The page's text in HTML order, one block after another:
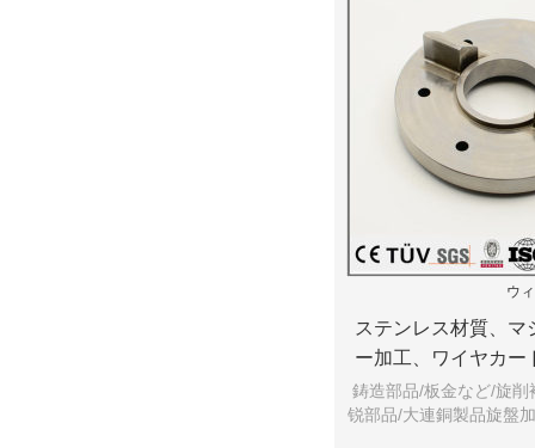
ウ
ステンレス材質、マ
ー加工、ワイヤカー
部品
鋳造部品/板金など/旋削
锐部品/大連銅製品旋盤